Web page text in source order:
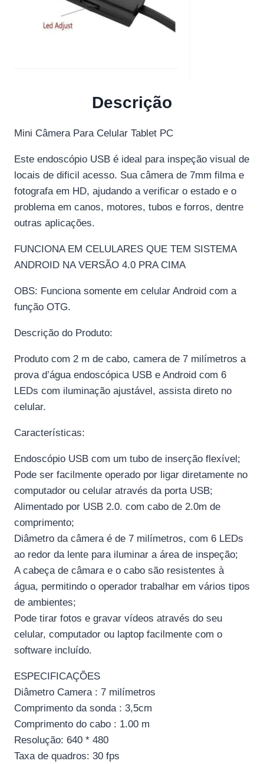
Descrição
Mini Câmera Para Celular Tablet PC
Este endoscópio USB é ideal para inspeção visual de
locais de dificil acesso. Sua câmera de 7mm filma e
fotografa em HD, ajudando a verificar o estado e o
problema em canos, motores, tubos e forros, dentre
outras aplicações.
FUNCIONA EM CELULARES QUE TEM SISTEMA
ANDROID NA VERSÃO 4.0 PRA CIMA
OBS: Funciona somente em celular Android com a
função OTG.
Descrição do Produto:
Produto com 2 m de cabo, camera de 7 milímetros a
prova d’água endoscópica USB e Android com 6
LEDs com iluminação ajustável, assista direto no
celular.
Características:
Endoscópio USB com um tubo de inserção flexível;
Pode ser facilmente operado por ligar diretamente no
computador ou celular através da porta USB;
Alimentado por USB 2.0. com cabo de 2.0m de
comprimento;
Diâmetro da câmera é de 7 milímetros, com 6 LEDs
ao redor da lente para iluminar a área de inspeção;
A cabeça de câmara e o cabo são resistentes à
água, permitindo o operador trabalhar em vários tipos
de ambientes;
Pode tirar fotos e gravar vídeos através do seu
celular, computador ou laptop facilmente com o
software incluído.
ESPECIFICAÇÕES
Diâmetro Camera : 7 milímetros
Comprimento da sonda : 3,5cm
Comprimento do cabo : 1.00 m
Resolução: 640 * 480
Taxa de quadros: 30 fps